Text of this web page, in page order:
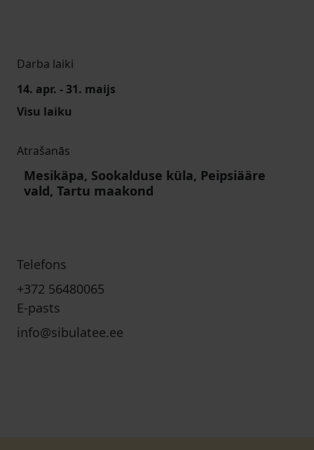
Darba laiki
14. apr. - 31. maijs
Visu laiku
Atrašanās
Mesikäpa, Sookalduse küla, Peipsiääre
vald, Tartu maakond
Telefons
+372 56480065
E-pasts
info@sibulatee.ee